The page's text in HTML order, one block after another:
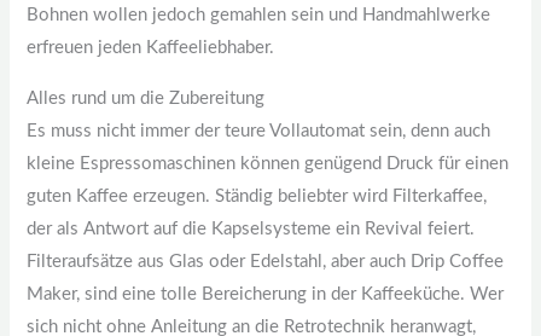
Bohnen wollen jedoch gemahlen sein und Handmahlwerke
erfreuen jeden Kaffeeliebhaber.
Alles rund um die Zubereitung
Es muss nicht immer der teure Vollautomat sein, denn auch
kleine Espressomaschinen können genügend Druck für einen
guten Kaffee erzeugen. Ständig beliebter wird Filterkaffee,
der als Antwort auf die Kapselsysteme ein Revival feiert.
Filteraufsätze aus Glas oder Edelstahl, aber auch Drip Coffee
Maker, sind eine tolle Bereicherung in der Kaffeeküche. Wer
sich nicht ohne Anleitung an die Retrotechnik heranwagt,